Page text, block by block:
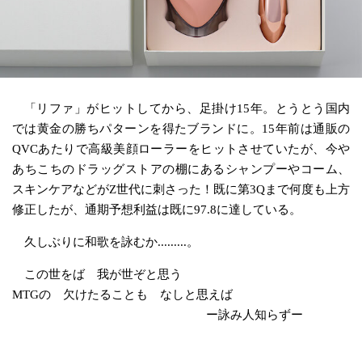
「リファ」がヒットしてから、足掛け15年。とうとう国内
では黄金の勝ちパターンを得たブランドに。15年前は通販の
QVCあたりで高級美顔ローラーをヒットさせていたが、今や
あちこちのドラッグストアの棚にあるシャンプーやコーム、
スキンケアなどがZ世代に刺さった！既に第3Qまで何度も上方
修正したが、通期予想利益は既に97.8に達している。
久しぶりに和歌を詠むか.........。
この世をば 我が世ぞと思う
MTGの 欠けたることも なしと思えば
ー詠み人知らずー